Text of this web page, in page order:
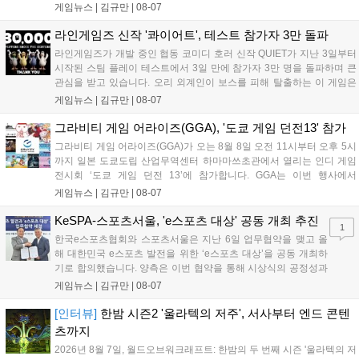
기는 13일 첫 업데이트를 시작으로 2주 간격의 콘텐츠를 제공한다. 또한
이다. 회사는 비용 효율화와 신작 흥행을 통해 하반기 실적 턴어라운드
를 이끌 방침이다....
게임뉴스 | 김규만 08-07
라인게임즈 신작 '콰이어트', 테스트 참가자 3만 돌파
라인게임즈가 개발 중인 협동 코미디 호러 신작 QUIET가 지난 3일부터
시작된 스팀 플레이 테스트에서 3일 만에 참가자 3만 명을 돌파하며 큰
관심을 받고 있습니다. 오리 외계인이 보스를 피해 탈출하는 이 게임은
최대 4인 협동을 지원하며, 소음 관리와 물리 법칙을 활용한 전략적 플레
을 개선 중이며, 상세 정보는 스팀 페이지에서 확인 가능합니다....
게임뉴스 | 김규만 08-07
그라비티 게임 어라이즈(GGA), '도쿄 게임 던전13' 참가
그라비티 게임 어라이즈(GGA)가 오는 8월 8일 오전 11시부터 오후 5시
까지 일본 도쿄도립 산업무역센터 하마마쓰초관에서 열리는 인디 게임
전시회 ‘도쿄 게임 던전 13’에 참가합니다. GGA는 이번 행사에서
‘JALECO ARCADE COLLECTION’ 시리즈의 미공개 작품 12종을 최초
입니다. 시연 참여 관람객에게는 선착순으로 특별 굿즈를 증정하며, 인
디 게임 생태계 활성화와 신규 타이틀 반응 확인을 목표로 합니다....
게임뉴스 | 김규만 08-07
KeSPA-스포츠서울, 'e스포츠 대상' 공동 개최 추진
한국e스포츠협회와 스포츠서울은 지난 6일 업무협약을 맺고 올
해 대한민국 e스포츠 발전을 위한 ‘e스포츠 대상’을 공동 개최하
기로 합의했습니다. 양측은 이번 협약을 통해 시상식의 공정성과
전문성을 강화하고 MZ세대를 겨냥한 미디어 영향력을 확대해 e
김영만 회장은 10년 만에 재추진되는 이번 시상식이 e스포츠의
성과와 가치를 널리 알리는 권위 있는 행사가 되도록 노력하겠다
고 밝혔습니다....
게임뉴스 | 김규만 08-07
1
[인터뷰] 한밤 시즌2 '울라텍의 저주', 서사부터 엔드 콘텐
츠까지
2026년 8월 7일, 월드오브워크래프트: 한밤의 두 번째 시즌 '울라텍의 저